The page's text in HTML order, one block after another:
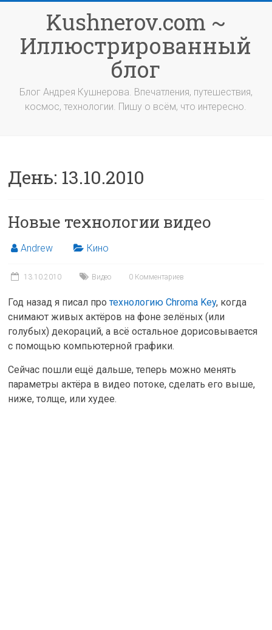
содержимомуKushnerov.com ~
Иллюстрированный
блог
Блог Андрея Кушнерова. Впечатления, путешествия,
космос, технологии. Пишу о всём, что интересно.
День: 13.10.2010
Новые технологии видео
Andrew Кино
13.10.2010 Видео 0 Комментариев
Год назад я писал протехнологию Chroma Key, когда
снимают живых актёров на фоне зелёных (или
голубых) декораций, а всё остальное дорисовывается
с помощью компьютерной графики.
Сейчас пошли ещё дальше, теперь можно менять
параметры актёра в видео потоке, сделать его выше,
ниже, толще, или худее.